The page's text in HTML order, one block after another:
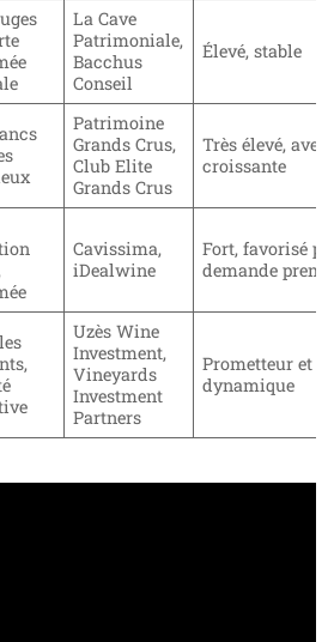
La Cave
Patrimoniale,
Bacchus
Conseil
Élevé, stable
Patrimoine
Grands Crus,
Club Elite
Grands Crus
Très élevé,
croissante
Cavissima,
iDealwine
Fort, favorisé
demande
Uzès Wine
Investment,
Vineyards
Investment
Partners
Prometteur et
dynamique